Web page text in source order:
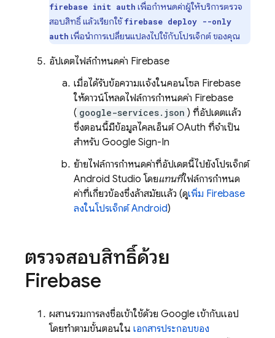
firebase init auth เพื่อกำหนดค่าผู้ให้บริการตรวจ
สอบสิทธิ์ แล้วเรียกใช้firebase deploy --only
auth เพื่อนำการเปลี่ยนแปลงไปใช้กับโปรเจ็กต์ ของคุณ
อัปเดตไฟล์กำหนดค่า Firebase
เมื่อได้รับข้อความแจ้งในคอนโซล Firebase
ให้ดาวน์โหลดไฟล์การกำหนดค่า Firebase
( google-services.json ) ที่อัปเดตแล้ว
ซึ่งตอนนี้มีข้อมูลไคลเอ็นต์ OAuth ที่จำเป็น
สำหรับ Google Sign-In
ย้ายไฟล์การกำหนดค่าที่อัปเดตนี้ไปยังโปรเจ็กต์
Android Studio โดยแทนที่ไฟล์การกำหนด
ค่าที่เกี่ยวข้องซึ่งล้าสมัยแล้ว (ดูเพิ่ม Firebase
ลงในโปรเจ็กต์ Android)
ตรวจสอบสิทธิ์ด้วย
Firebase
ผสานรวมการลงชื่อเข้าใช้ด้วย Google เข้ากับแอป
โดยทำตามขั้นตอนใน เอกสารประกอบของ